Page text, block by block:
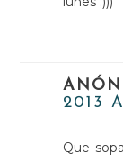
2013
Que